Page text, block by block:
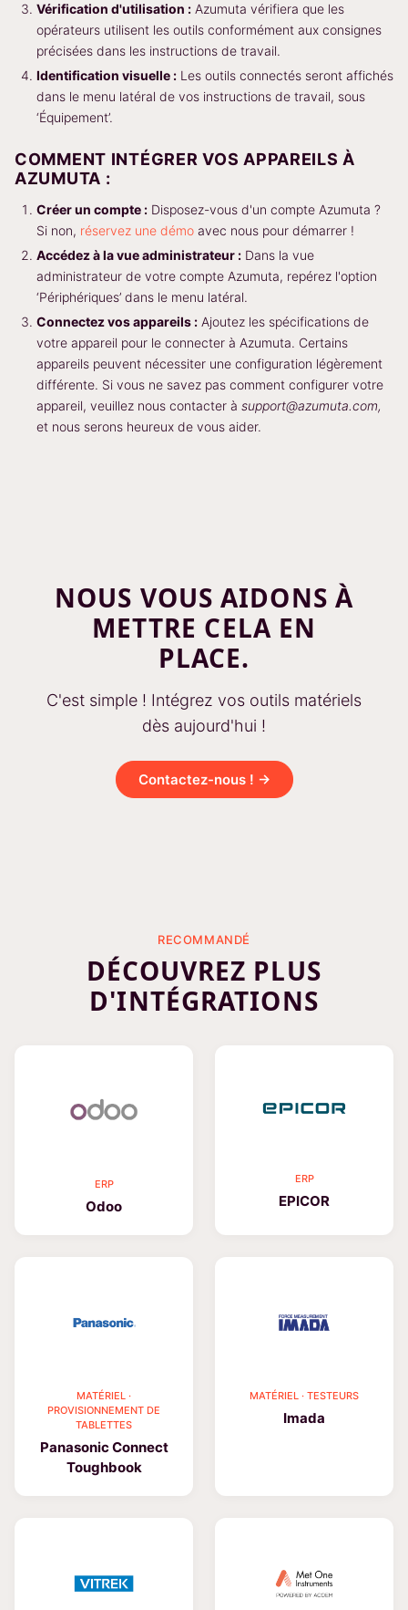
Vérification d'utilisation : Azumuta vérifiera que les
opérateurs utilisent les outils conformément aux consignes
précisées dans les instructions de travail.
Identification visuelle : Les outils connectés seront affichés
dans le menu latéral de vos instructions de travail, sous
‘Équipement’.
COMMENT INTÉGRER VOS APPAREILS À
AZUMUTA :
Créer un compte : Disposez-vous d'un compte Azumuta ?
Si non, réservez une démo avec nous pour démarrer !
Accédez à la vue administrateur : Dans la vue
administrateur de votre compte Azumuta, repérez l'option
‘Périphériques’ dans le menu latéral.
Connectez vos appareils : Ajoutez les spécifications de
votre appareil pour le connecter à Azumuta. Certains
appareils peuvent nécessiter une configuration légèrement
différente. Si vous ne savez pas comment configurer votre
appareil, veuillez nous contacter à support@azumuta.com,
et nous serons heureux de vous aider.
NOUS VOUS AIDONS À
METTRE CELA EN
PLACE.
C'est simple ! Intégrez vos outils matériels
dès aujourd'hui !
Contactez-nous ! →
RECOMMANDÉ
DÉCOUVREZ PLUS
D'INTÉGRATIONS
ERP
Odoo
ERP
EPICOR
MATÉRIEL ·
PROVISIONNEMENT DE
TABLETTES
Panasonic Connect
Toughbook
MATÉRIEL · TESTEURS
Imada